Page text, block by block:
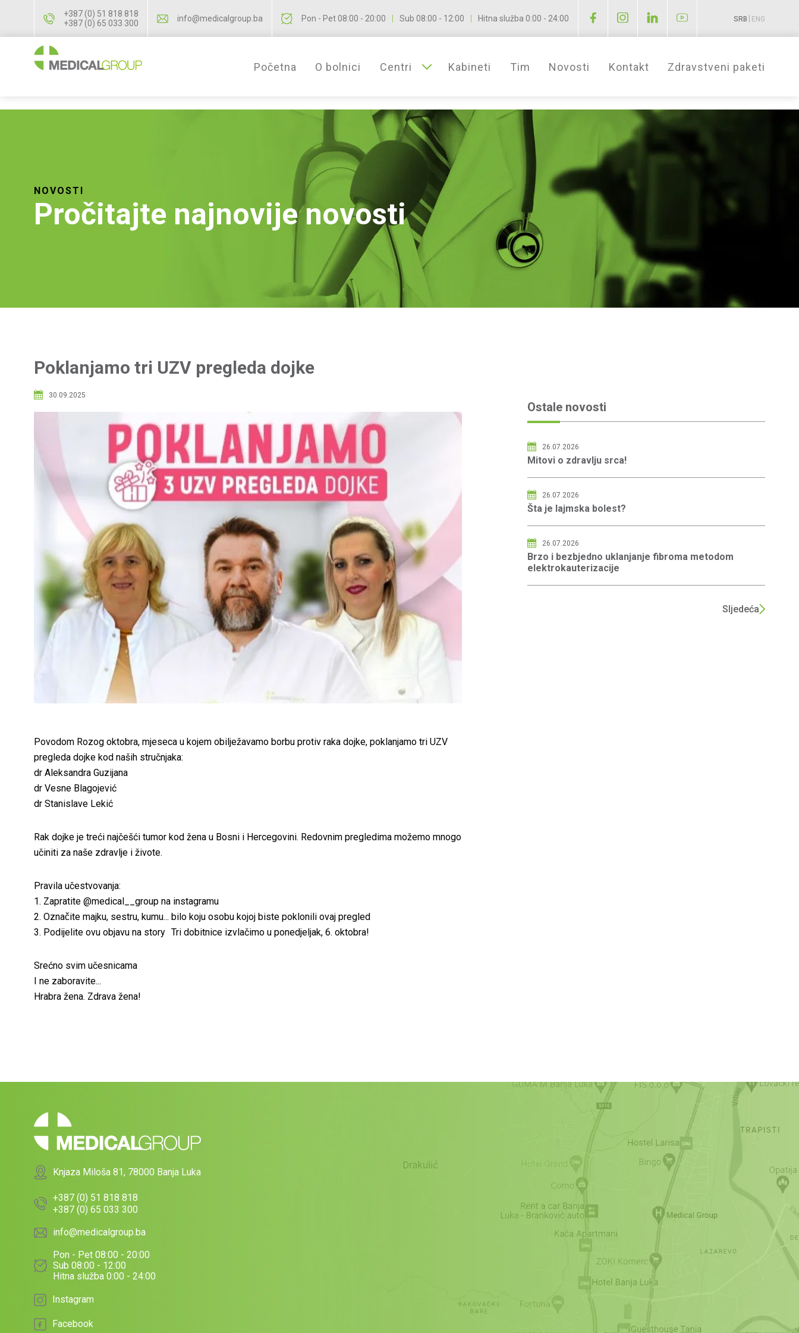
+387 (0) 51 818 818
+387 (0) 65 033 300
info@medicalgroup.ba Pon - Pet 08:00 - 20:00 Sub 08:00 - 12:00 Hitna služba 0:00 - 24:00 SRB ENG
Početna O bolnici Centri
Centar za estetsku hirurgiju
Centar za antiage tretmane
Centar za rekonstruktivnu plastičnu hirurgiju
Centar za hirurgiju dojke
Centar za ortopediju i regenerativnu medicinu
Centar za endoskopiju
Kabineti Tim Novosti Kontakt Zdravstveni paketi
NOVOSTI
Pročitajte najnovije novosti
Poklanjamo tri UZV pregleda dojke
30.09.2025
Povodom Rozog oktobra, mjeseca u kojem obilježavamo borbu protiv raka dojke, poklanjamo tri UZV
pregleda dojke kod naših stručnjaka:
dr Aleksandra Guzijana
dr Vesne Blagojević
dr Stanislave Lekić
Rak dojke je treći najčešći tumor kod žena u Bosni i Hercegovini. Redovnim pregledima možemo mnogo
učiniti za naše zdravlje i živote.
Pravila učestvovanja:
1. Zapratite @medical__group na instagramu
2. Označite majku, sestru, kumu... bilo koju osobu kojoj biste poklonili ovaj pregled
3. Podijelite ovu objavu na story Tri dobitnice izvlačimo u ponedjeljak, 6. oktobra!
Srećno svim učesnicama
I ne zaboravite...
Hrabra žena. Zdrava žena!
Ostale novosti
26.07.2026
Mitovi o zdravlju srca!
26.07.2026
Šta je lajmska bolest?
26.07.2026
Brzo i bezbjedno uklanjanje fibroma metodom
elektrokauterizacije
Sljedeća
Knjaza Miloša 81, 78000 Banja Luka
+387 (0) 51 818 818
+387 (0) 65 033 300
info@medicalgroup.ba
Pon - Pet 08:00 - 20:00
Sub 08:00 - 12:00
Hitna služba 0:00 - 24:00
Instagram
Facebook